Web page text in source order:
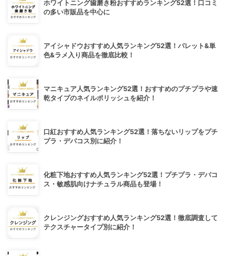
ホワイトニング歯磨き粉おすすめランキング52選！口コミ
の多い市販品を中心に
アイシャドウおすすめ人気ランキング52選！パレット&単
色&ラメ入り商品を徹底比較！
マニキュア人気ランキング52選！おすすめのプチプラや速
乾タイプのネイルポリッシュを紹介！
口紅おすすめ人気ランキング52選！落ちないリップをプチ
プラ・デパコス別に紹介！
化粧下地おすすめ人気ランキング52選！プチプラ・デパコ
ス・敏感肌向けナチュラル商品も登場！
クレンジングおすすめ人気ランキング52選！徹底調査して
テクスチャータイプ別に紹介！